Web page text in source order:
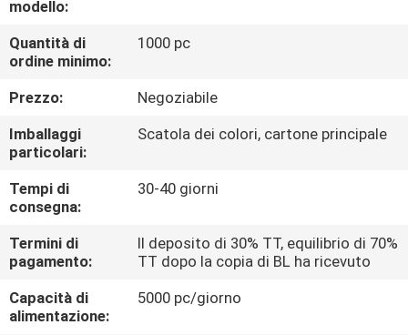
VISITA
ALLA
CONTROLLO
DELLA
QUALITÀ
CONTATTACI
NOTIZIE
modello:
Quantità di
ordine minimo:
1000 pc
Prezzo:
Negoziabile
Imballaggi
particolari:
Scatola dei colori, cartone principale
Tempi di
consegna:
30-40 giorni
Termini di
pagamento:
Il deposito di 30% TT, equilibrio di 70%
TT dopo la copia di BL ha ricevuto
Capacità di
alimentazione:
5000 pc/giorno